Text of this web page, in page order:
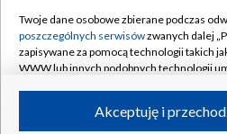
Rada Programowa
System NOS
Informacje o nadawcy
Program dla prasy
Twoje dane osobowe zbierane podczas
poszczególnych serwisówzwanych dalej
zapisywane za pomocą technologii takich
WWW lub innych podobnych technologii
ruchu w Internecie.Akceptuję i